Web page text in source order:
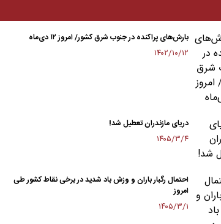
بارش‌های پراکنده در جنوب شرق کشور/ امروز ۱۲ دی‌ماه
۱۴۰۲/۱۰/۱۲
دریای مازندران تعطیل شد!
۱۴۰۵/۳/۴
احتمال رگبار باران و وزش باد شدید در برخی نقاط کشور طی
امروز
۱۴۰۵/۳/۱